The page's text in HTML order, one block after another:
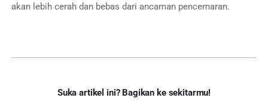
akan lebih cerah dan bebas dari ancaman pencemaran.
Suka artikel ini? Bagikan ke sekitarmu!